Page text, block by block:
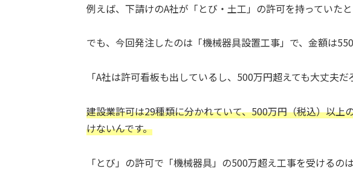
例えば、下請けのA社が「とび・土工」の許可を持っていたと
でも、今回発注したのは「機械器具設置工事」で、金額は550
「A社は許可看板も出しているし、500万円超えても大丈夫
建設業許可は29種類に分かれていて、500万円（税込）以上
けないんです。
「とび」の許可で「機械器具」の500万超え工事を受けるの